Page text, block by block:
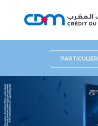
PARTICULIER